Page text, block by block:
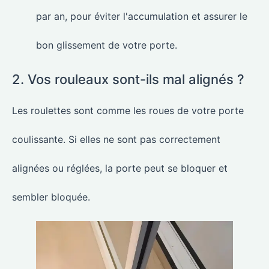
par an, pour éviter l'accumulation et assurer le
bon glissement de votre porte.
2. Vos rouleaux sont-ils mal alignés ?
Les roulettes sont comme les roues de votre porte
coulissante. Si elles ne sont pas correctement
alignées ou réglées, la porte peut se bloquer et
sembler bloquée.